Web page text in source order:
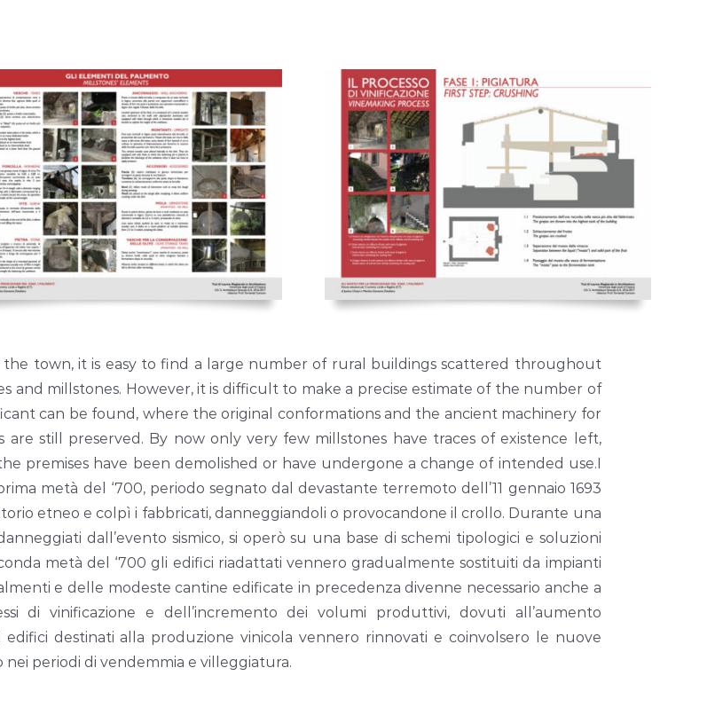
town, it is easy to find a large number of rural buildings scattered throughout
and millstones. However, it is difficult to make a precise estimate of the number of
can be found, where the original conformations and the ancient machinery for
still preserved. By now only very few millstones have traces of existence left,
premises have been demolished or have undergone a change of intended use.I
metà del ‘700, periodo segnato dal devastante terremoto dell’11 gennaio 1693
etneo e colpì i fabbricati, danneggiandoli o provocandone il crollo. Durante una
dall’evento sismico, si operò su una base di schemi tipologici e soluzioni
metà del ‘700 gli edifici riadattati vennero gradualmente sostituiti da impianti
e delle modeste cantine edificate in precedenza divenne necessario anche a
di vinificazione e dell’incremento dei volumi produttivi, dovuti all’aumento
destinati alla produzione vinicola vennero rinnovati e coinvolsero le nuove
periodi di vendemmia e villeggiatura.